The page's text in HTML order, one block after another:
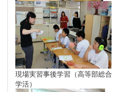
現場実習事後学習（高等
学活）